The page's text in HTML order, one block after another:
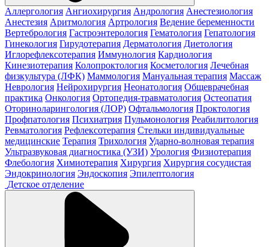
Аллергология Ангиохирургия Андрология Анестезиология
Анестезия Аритмология Артрология Ведение беременности
Вертебрология Гастроэнтерология Гематология Гепатология
Гинекология Гирудотерапия Дерматология Диетология
Иглорефлексотерапия Иммунология Кардиология
Кинезиотерапия Колопроктология Косметология Лечебная
физкультура (ЛФК) Маммология Мануальная терапия Массаж
Неврология Нейрохирургия Неонатология Общеврачебная
практика Онкология Ортопедия-травматология Остеопатия
Оториноларингология (ЛОР) Офтальмология Проктология
Профпатология Психиатрия Пульмонология Реабилитология
Ревматология Рефлексотерапия Стельки индивидуальные
медицинские Терапия Трихология Ударно-волновая терапия
Ультразвуковая диагностика (УЗИ) Урология Физиотерапия
Флебология Химиотерапия Хирургия Хирургия сосудистая
Эндокринология Эндоскопия Эпилептология
Детское отделение